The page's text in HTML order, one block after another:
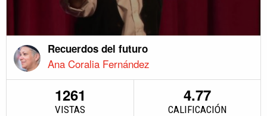
Recuerdos del futuro
Ana Coralia Fernández
1261
VISTAS
4.77
CALIFICACIÓN